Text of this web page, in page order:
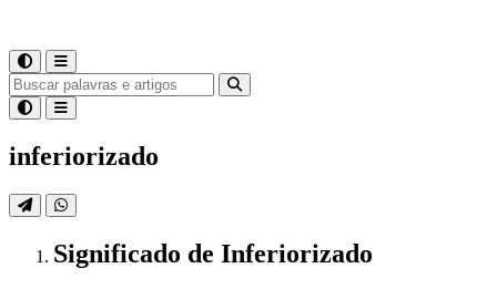
inferiorizado
Significado de Inferiorizado